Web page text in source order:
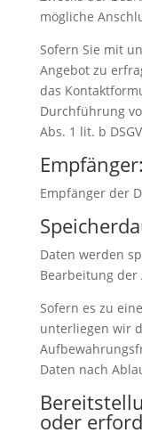
mögliche
Sofern Sie mit
Angebot zu
das
Durchführung
Abs. 1 lit. b
Empfänger:
Empfänger der
Daten werden
Bearbeitung der
Sofern es zu
unterliegen wir
Daten nach
oder